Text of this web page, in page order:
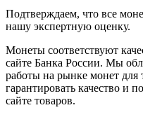
Подтверждаем, что все
нашу экспертную оценку.
Монеты соответствуют
сайте Банка России. Мы
работы на рынке монет для
гарантировать качество и
сайте товаров.